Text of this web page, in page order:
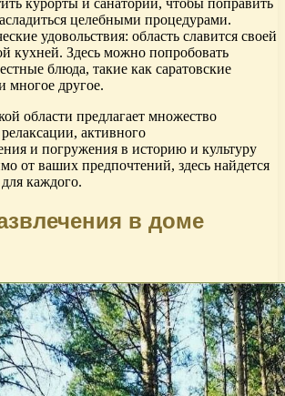
целебными процедурами.
удовольствия: область славится своей
кухней. Здесь можно попробовать
блюда, такие как саратовские
многое другое.
области предлагает множество
активного
и погружения в историю и культуру
от ваших предпочтений, здесь найдется
каждого.
в доме